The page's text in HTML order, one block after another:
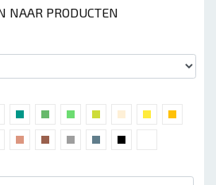
NAAR PRODUCTEN